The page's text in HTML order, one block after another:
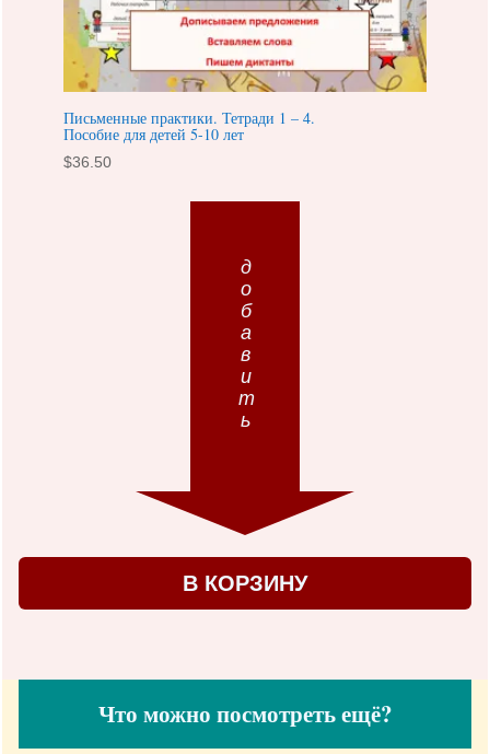
Письменные практики. Тетради 1 – 4.
Пособие для детей 5-10 лет
$36.50
добавить
В КОРЗИНУ
Что можно посмотреть ещё?